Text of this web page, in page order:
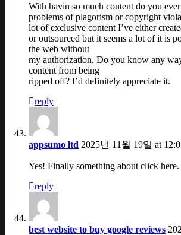
With havin so much content do you
problems of plagorism or copyright
lot of exclusive content I’ve either
or outsourced but it seems a lot of it is
the web without
my authorization. Do you know any
content from being
ripped off? I’d definitely appreciate it.
reply
appsumo ltd 2025년 11월 19일 at
Yes! Finally something about click here.
reply
best website to buy google reviews